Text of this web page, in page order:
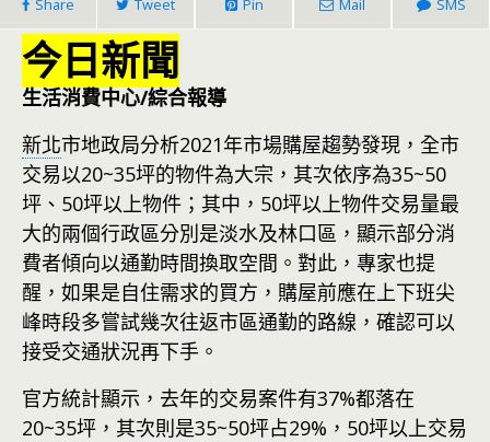
Share Tweet Pin Mail SMS
今日新聞
生活消費中心/綜合報導
新北市地政局分析2021年市場購屋趨勢發現，全市
交易以20~35坪的物件為大宗，其次依序為35~50
坪、50坪以上物件；其中，50坪以上物件交易量最
大的兩個行政區分別是淡水及林口區，顯示部分消
費者傾向以通勤時間換取空間。對此，專家也提
醒，如果是自住需求的買方，購屋前應在上下班尖
峰時段多嘗試幾次往返市區通勤的路線，確認可以
接受交通狀況再下手。
官方統計顯示，去年的交易案件有37%都落在
20~35坪，其次則是35~50坪占29%，50坪以上交易